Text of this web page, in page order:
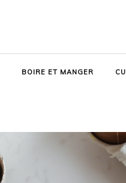
BOIRE ET MANGER